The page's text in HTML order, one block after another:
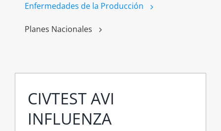
Enfermedades de la Producción
Planes Nacionales
CIVTEST AVI
INFLUENZA